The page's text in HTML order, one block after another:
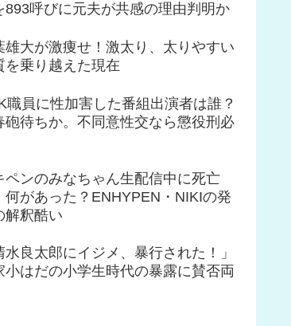
893呼びに元夫が共感の理由判明か
雄大が激痩せ！激太り、太りやすい
を乗り越えた現在
職員に性加害した番組出演者は誰？
砲待ちか。不同意性交なら懲役刑必
ペンのみなちゃん生配信中に死亡
何があった？ENHYPEN・NIKIの発
解釈酷い
水良太郎にイジメ、暴行された！」
小はだの小学生時代の暴露に賛否両